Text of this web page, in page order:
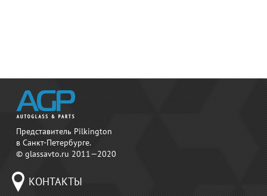
Представитель Pilkington
в Санкт-Петербурге.
© glassavto.ru 2011—2020
КОНТАКТЫ